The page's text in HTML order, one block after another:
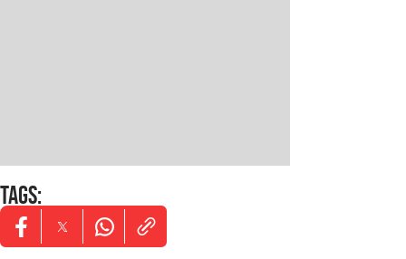
TAGS:
Opens in new window
Opens in new window
Opens in new window